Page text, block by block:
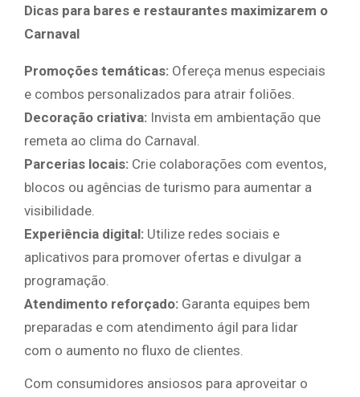
Dicas para bares e restaurantes maximizarem o
Carnaval
Promoções temáticas: Ofereça menus especiais
e combos personalizados para atrair foliões.
Decoração criativa: Invista em ambientação que
remeta ao clima do Carnaval.
Parcerias locais: Crie colaborações com eventos,
blocos ou agências de turismo para aumentar a
visibilidade.
Experiência digital: Utilize redes sociais e
aplicativos para promover ofertas e divulgar a
programação.
Atendimento reforçado: Garanta equipes bem
preparadas e com atendimento ágil para lidar
com o aumento no fluxo de clientes.
Com consumidores ansiosos para aproveitar o